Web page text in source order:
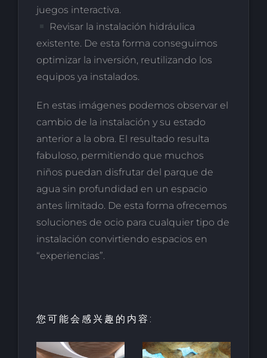
juegos interactiva.
Revisar la instalación hidráulica
existente. De esta forma conseguimos
optimizar la inversión, reutilizando los
equipos ya instalados.
En estas imágenes podemos observar el
cambio de la instalación y su estado
anterior a la obra. El resultado resulta
fabuloso, permitiendo que muchos
niños puedan disfrutar del parque de
agua sin profundidad en un espacio
antes limitado. De esta forma ofrecemos
soluciones de ocio para cualquier tipo de
instalación convirtiendo espacios en
“experiencias”.
您可能会感兴趣的内容: